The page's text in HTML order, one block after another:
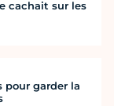
cachait sur les
pour garder la